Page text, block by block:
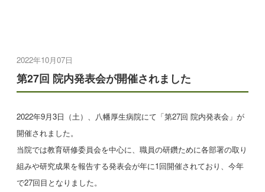
2022年10月07日
第27回 院内発表会が開催されました
2022年9月3日（土）、八幡厚生病院にて「第27回 院内発表会」が
開催されました。
当院では教育研修委員会を中心に、職員の研鑽ために各部署の取り
組みや研究成果を報告する発表会が年に1回開催されており、今年
で27回目となりました。